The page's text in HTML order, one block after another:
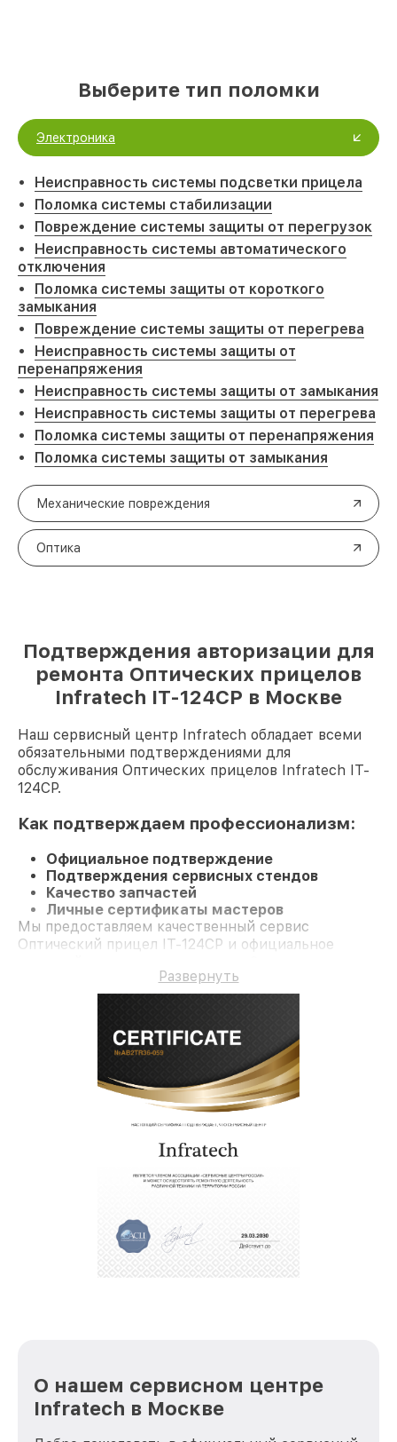
Выберите тип поломки
Электроника
Неисправность системы подсветки прицела
Поломка системы стабилизации
Повреждение системы защиты от перегрузок
Неисправность системы автоматического
отключения
Поломка системы защиты от короткого
замыкания
Повреждение системы защиты от перегрева
Неисправность системы защиты от
перенапряжения
Неисправность системы защиты от замыкания
Неисправность системы защиты от перегрева
Поломка системы защиты от перенапряжения
Поломка системы защиты от замыкания
Механические повреждения
Оптика
Подтверждения авторизации для
ремонта Оптических прицелов
Infratech IT-124CP в Москве
Наш сервисный центр Infratech обладает всеми
обязательными подтверждениями для
обслуживания Оптических прицелов Infratech IT-
124CP.
Как подтверждаем профессионализм:
Официальное подтверждение
Подтверждения сервисных стендов
Качество запчастей
Личные сертификаты мастеров
Мы предоставляем качественный сервис
Оптический прицел IT-124CP и официальное
Развернуть
О нашем сервисном центре
Infratech в Москве